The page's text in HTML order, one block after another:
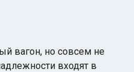
вагон, но совсем не
входят в